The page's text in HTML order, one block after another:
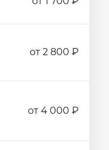
от 2 800 ₽
от 4 000 ₽